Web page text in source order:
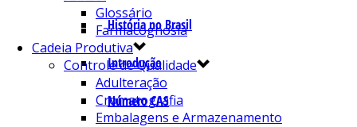
História no Brasil
Introdução
Número CAS
Glossário
Farmacognosia
Cadeia Produtiva
Controle de Qualidade
Adulteração
Cromatografia
Embalagens e Armazenamento